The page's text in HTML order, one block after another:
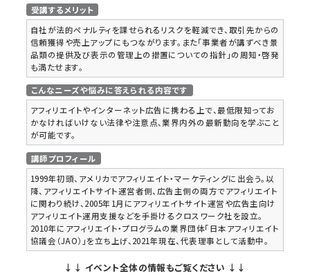
受講するメリット
自社が法的ペナルティを課せられるリスクを軽減でき、取引先からの
信頼獲得や売上アップにもつながります。また「事業者が講ずべき景
品類の提供及び表示の管理上の措置についての指針」の周知・啓発
も満たせます。
こんなニーズや悩みに答えられる内容です
アフィリエイトやインターネット広告に携わる上で、最低限知ってお
かなければいけない法律や注意点、業界内外の最新動向を学ぶこと
が可能です。
講師プロフィール
1999年初頭、アメリカでアフィリエイト・マーケティングに出会う。以
降、アフィリエイトサイト運営者側、広告主側の両方でアフィリエイト
に関わり続け、2005年1月にアフィリエイトサイト運営や広告主向け
アフィリエイト運用支援などを手掛けるクロスワーク社を設立。
2010年にアフィリエイト・プログラムの業界団体「日本アフィリエイト
協議会（JAO）」を立ち上げ、2021年現在、代表理事として活動中。